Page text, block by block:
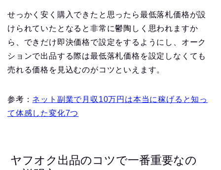
せっかく安く購入できたと思ったら最低落札価格が設
けられていたとなると非常に鬱陶しく思われますか
ら、できだけ即決価格で設定をするようにし、オーク
ションで出品する際は最低落札価格を設定しなくても
売れる価格を見込むのがコツといえます。
参考： ネット副業で月収10万円は本当に稼げると知っ
て体感した変化7つ
ヤフオク出品のコツで一番重要なの